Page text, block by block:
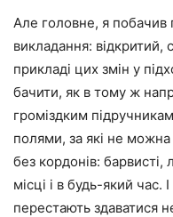
Але головне, я побачив
викладання: відкритий,
прикладі цих змін у
бачити, як в тому ж
громіздким
полями, за які не можна
без кордонів: барвисті,
місці і в будь-який час.
перестають здаватися